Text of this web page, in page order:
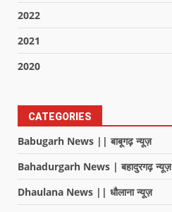
2022
2021
2020
CATEGORIES
Babugarh News || बाबूगढ़ न्यूज़
Bahadurgarh News | बहादुरगढ़ न्यूज़
Dhaulana News || धौलाना न्यूज़